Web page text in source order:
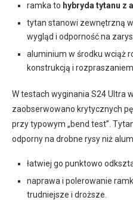
ramka to hybryda tytanu z
tytan stanowi zewnętrzną
wygląd i odporność na
aluminium w środku wciąż
konstrukcją i rozpraszaniem
W testach wyginania S24 Ultra
zaobserwowano krytycznych
przy typowym „bend test”.
odporny na drobne rysy niż
łatwiej go punktowo
naprawa i polerowanie
trudniejsze i droższe.